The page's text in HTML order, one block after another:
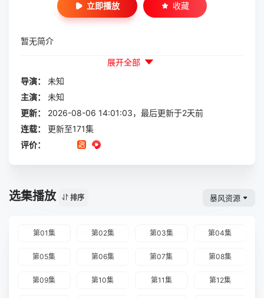
立即播放 收藏
暂无简介
展开全部
导演：
未知
主演：
未知
更新：
2026-08-06 14:01:03，最后更新于2天前
连载：
更新至171集
评价：
选集播放 排序 暴风资源
第01集 第02集 第03集 第04集
第05集 第06集 第07集 第08集
第09集 第10集 第11集 第12集